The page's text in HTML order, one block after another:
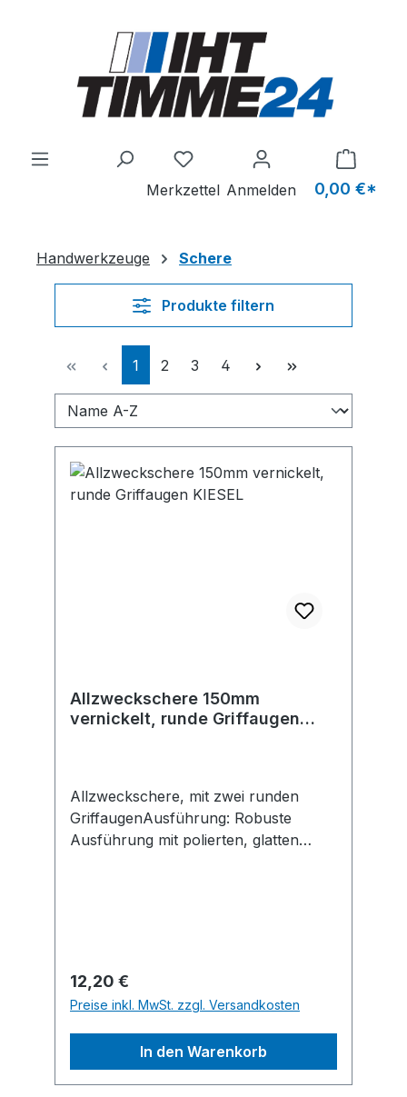
Du hast 0 Produkte auf dem
Merkzettel Anmelden 0,00 €*
Handwerkzeuge Schere
Produkte filtern
Seite
1 Seite
2 Seite
3 Seite
4
Allzweckschere 150mm
vernickelt, runde Griffaugen
Allzweckschere, mit zwei runden
GriffaugenAusführung: Robuste
Ausführung mit polierten, glatten
Regulärer Preis:
12,20 €
Preise inkl. MwSt. zzgl. Versandkosten
In den Warenkorb